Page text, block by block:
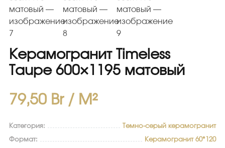
Керамогранит Timeless
Taupe 600×1195 матовый
79,50 Br/ M²
Категория: Темно-серый керамогранит
Формат: Керамогранит 60*120